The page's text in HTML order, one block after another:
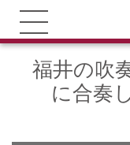
福井の吹
に合奏